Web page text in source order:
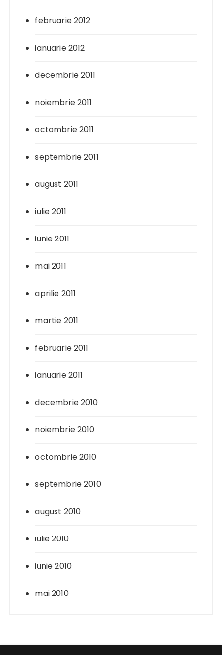
februarie 2012
ianuarie 2012
decembrie 2011
noiembrie 2011
octombrie 2011
septembrie 2011
august 2011
iulie 2011
iunie 2011
mai 2011
aprilie 2011
martie 2011
februarie 2011
ianuarie 2011
decembrie 2010
noiembrie 2010
octombrie 2010
septembrie 2010
august 2010
iulie 2010
iunie 2010
mai 2010